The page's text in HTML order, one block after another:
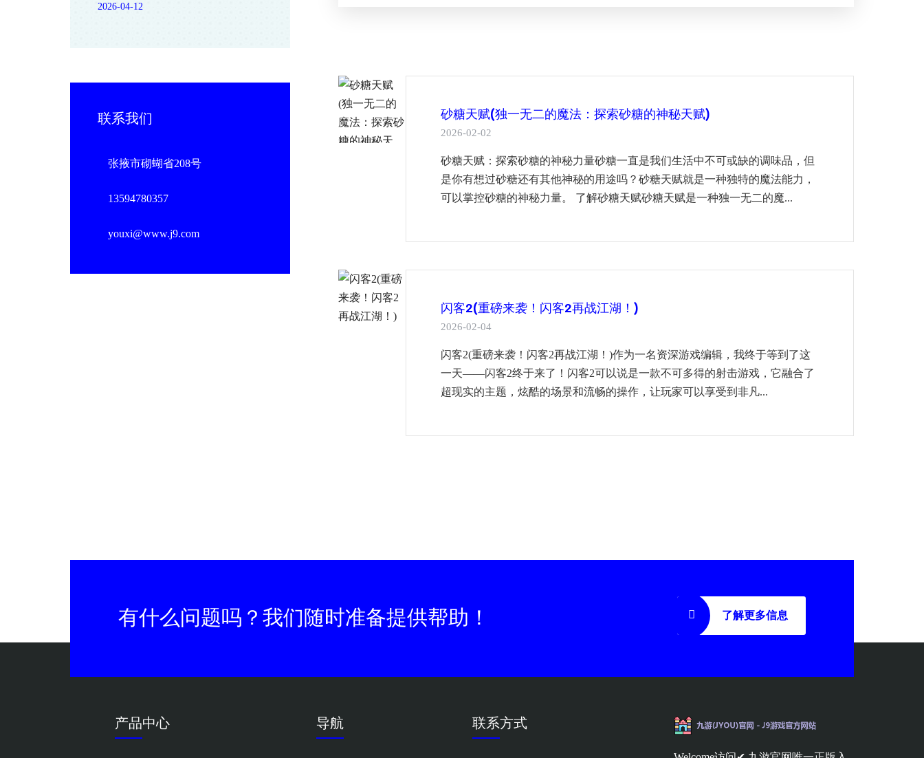
砂糖天赋(独一无二的魔法：探索砂糖的神秘天赋)
2026-02-02
砂糖天赋：探索砂糖的神秘力量砂糖一直是我们生活中不可或缺的调味品，但
是你有想过砂糖还有其他神秘的用途吗？砂糖天赋就是一种独特的魔法能力，
可以掌控砂糖的神秘力量。 了解砂糖天赋砂糖天赋是一种独一无二的魔...
闪客2(重磅来袭！闪客2再战江湖！)
2026-02-04
闪客2(重磅来袭！闪客2再战江湖！)作为一名资深游戏编辑，我终于等到了这
一天——闪客2终于来了！闪客2可以说是一款不可多得的射击游戏，它融合了
超现实的主题，炫酷的场景和流畅的操作，让玩家可以享受到非凡...
2026-04-12
联系我们
张掖市砌蝴省208号
13594780357
youxi@www.j9.com
有什么问题吗？我们随时准备提供帮助！ 了解更多信息
产品中心 导航 联系方式